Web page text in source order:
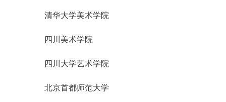
清华大学美术学院
四川美术学院
四川大学艺术学院
北京首都师范大学